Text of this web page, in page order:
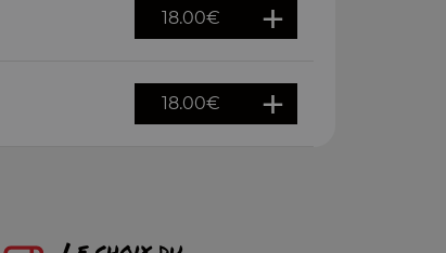
18.00€
18.00€